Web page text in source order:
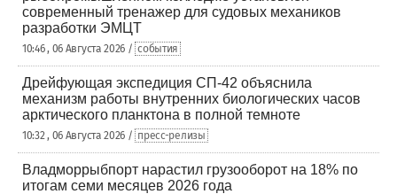
современный тренажер для судовых механиков
разработки ЭМЦТ
10:46 , 06 Августа 2026 / события
Дрейфующая экспедиция СП-42 объяснила
механизм работы внутренних биологических часов
арктического планктона в полной темноте
10:32 , 06 Августа 2026 / пресс-релизы
Владморрыбпорт нарастил грузооборот на 18% по
итогам семи месяцев 2026 года